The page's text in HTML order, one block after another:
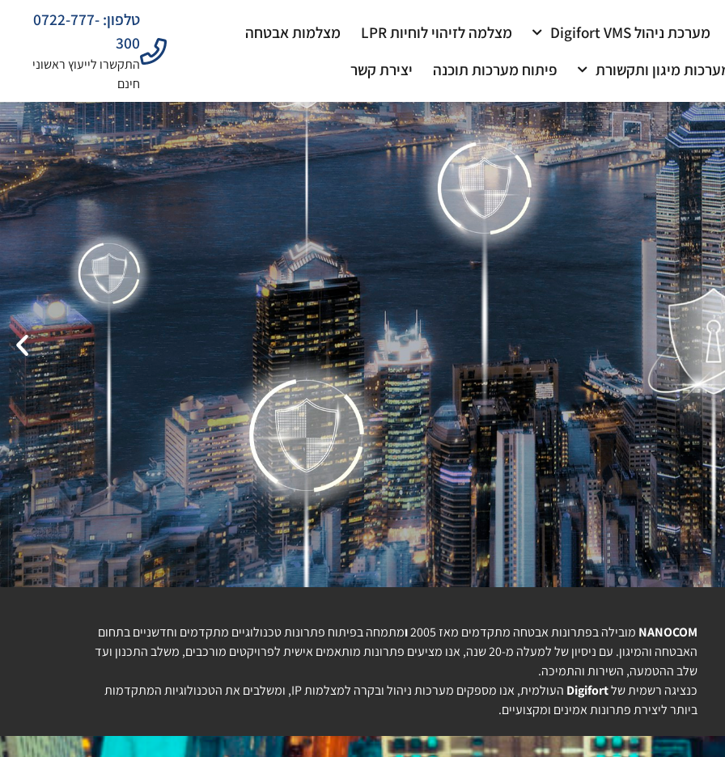
מערכת ניהול Digifort VMS מצלמה לזיהוי לוחיות LPR
מצלמות אבטחה
מיגון ותקשורת
פיתוח מערכות תוכנה יצירת קשר
טלפון: 0722-777-
300
התקשרו לייעוץ ראשוני
חינם
NANOCOM מובילה בפתרונות אבטחה מתקדמים מאז 2005 ומתמחה בפיתוח פתרונות טכנולוגיים מתקדמים וחדשניים בתחום
האבטחה והמיגון. עם ניסיון של למעלה מ-20 שנה, אנו מציעים פתרונות מותאמים אישית לפרויקטים מורכבים, משלב התכנון ועד
שלב ההטמעה, השירות והתמיכה.
כנציגה רשמית שלDigifort
העולמית, אנו מספקים מערכות ניהול ובקרה למצלמות IP, ומשלבים את הטכנולוגיות המתקדמות
ביותר ליצירת פתרונות אמינים ומקצועיים.